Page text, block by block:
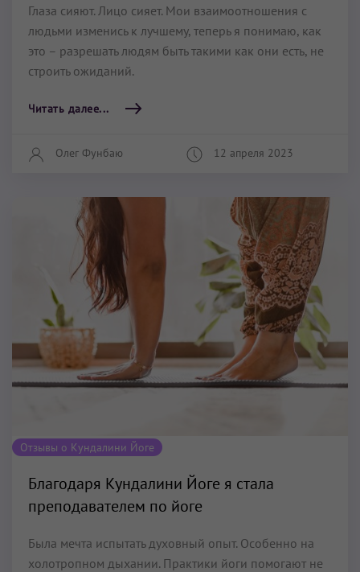
Глаза сияют. Лицо сияет. Мои взаимоотношения с
людьми изменись к лучшему, теперь я понимаю, как
это – разрешать людям быть такими как они есть, не
строить ожиданий.
Читать далее...
Олег Фунбаю 12 апреля 2023
Отзывы о Кундалини Йоге
Благодаря Кундалини Йоге я стала
преподавателем по йоге
Была мечта испытать духовный опыт. Особенно на
холотропном дыхании. Практики йоги помогают не